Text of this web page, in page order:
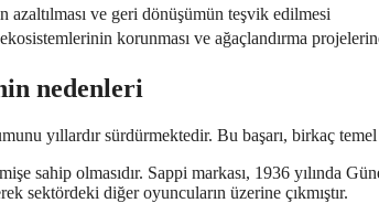
azaltılması ve geri dönüşümün teşvik edilmesi
korunması ve ağaçlandırma
nedenleri
yıllardır sürdürmektedir. Bu başarı, birkaç temel
sahip olmasıdır. Sappi markası, 1936 yılında
sektördeki diğer oyuncuların üzerine çıkmıştır.